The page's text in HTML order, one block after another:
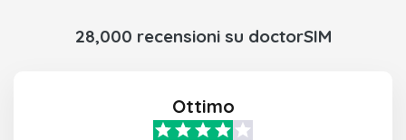
28,000 recensioni su doctorSIM
Ottimo